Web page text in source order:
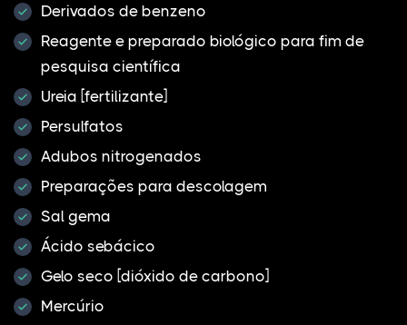
Derivados de benzeno
Reagente e preparado biológico para fim de
pesquisa científica
Ureia [fertilizante]
Persulfatos
Adubos nitrogenados
Preparações para descolagem
Sal gema
Ácido sebácico
Gelo seco [dióxido de carbono]
Mercúrio